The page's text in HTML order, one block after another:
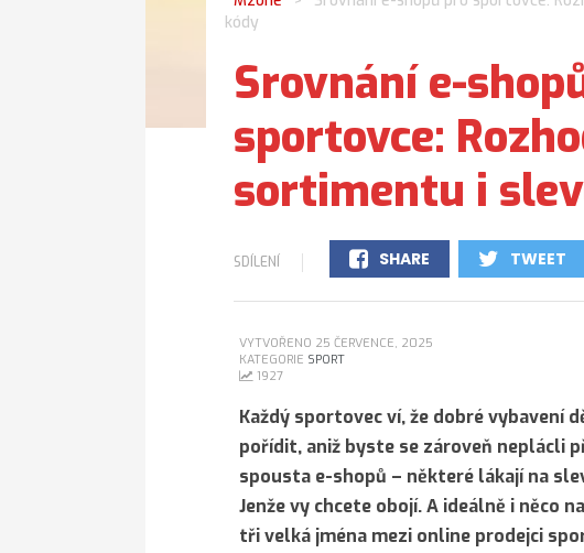
kódy
Srovnání e-
sportovce:
sortimentu i
SDÍLENÍ
SHARE
0
TWEET
0
VYTVOŘENO 25 ČERVENCE, 2025
KATEGORIE SPORT
1927
Každý sportovec ví, že dobré vybavení
pořídit, aniž byste se zároveň neplácli
spousta e-shopů – některé lákají na
Jenže vy chcete obojí. A ideálně i něco
tři velká jména mezi online prodejci